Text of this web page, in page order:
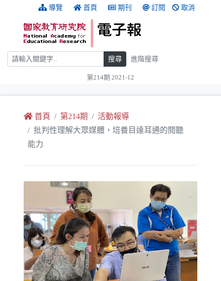
跳到主要內容 導覽 首頁 期刊 訂閱 取消
搜尋 搜尋 進階搜尋
第214期 2021-12
首頁 第214期
活動報導
批判性理解大眾媒體，培養目達耳通的閱聽
能力
Previous Next